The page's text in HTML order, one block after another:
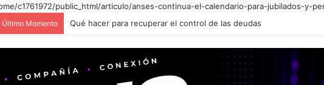
c1761972/public_html/articulo/anses-continua-el-calendario-para-jubilados-
Último Momento Qué hacer para recuperar el control de las deudas